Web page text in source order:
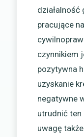
pracujące
czynnikiem
pozytywna
uzyskanie
negatywne
utrudnić ten
uwagę